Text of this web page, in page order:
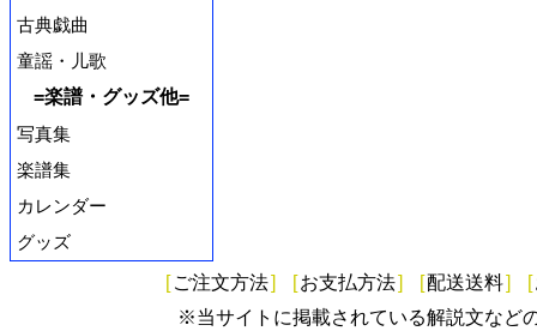
古典戯曲
童謡・儿歌
=楽譜・グッズ他=
写真集
楽譜集
カレンダー
グッズ
[ ご注文方法] [お支払方法] [配送送料] [
※当サイトに掲載されている解説文など